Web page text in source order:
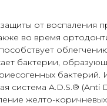
от воспаления
во время
бактерии,
бактерий.
система A.D.S.®
желто-